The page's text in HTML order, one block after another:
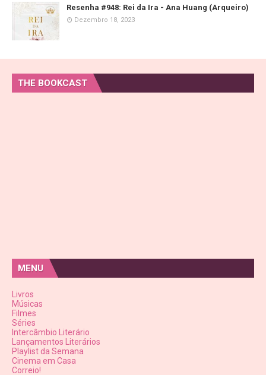
Resenha #948: Rei da Ira - Ana Huang (Arqueiro)
Dezembro 18, 2023
THE BOOKCAST
MENU
Livros
Músicas
Filmes
Séries
Intercâmbio Literário
Lançamentos Literários
Playlist da Semana
Cinema em Casa
Correio!